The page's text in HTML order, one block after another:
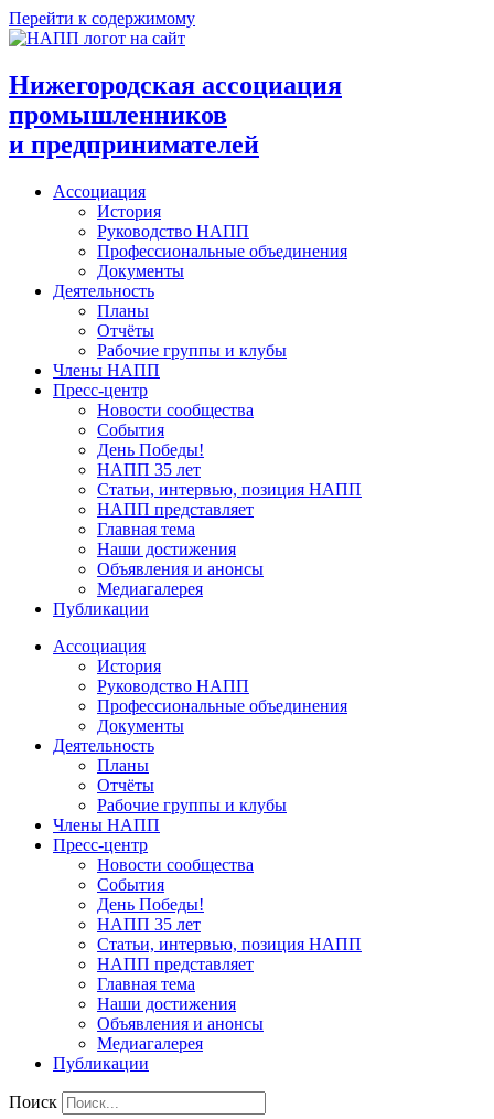
Перейти к содержимому
Нижегородская ассоциация
промышленников
и предпринимателей
Ассоциация
История
Руководство НАПП
Профессиональные объединения
Документы
Деятельность
Планы
Отчёты
Рабочие группы и клубы
Члены НАПП
Пресс-центр
Новости сообщества
События
День Победы!
НАПП 35 лет
Статьи, интервью, позиция НАПП
НАПП представляет
Главная тема
Наши достижения
Объявления и анонсы
Медиагалерея
Публикации
Ассоциация
История
Руководство НАПП
Профессиональные объединения
Документы
Деятельность
Планы
Отчёты
Рабочие группы и клубы
Члены НАПП
Пресс-центр
Новости сообщества
События
День Победы!
НАПП 35 лет
Статьи, интервью, позиция НАПП
НАПП представляет
Главная тема
Наши достижения
Объявления и анонсы
Медиагалерея
Публикации
Поиск